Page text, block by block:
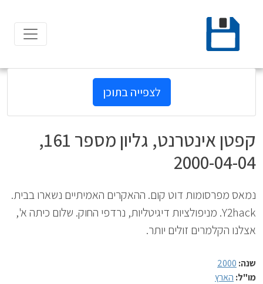
content
לצפייה בתוכן
קפטן אינטרנט, גליון מספר 161,
2000-04-04
נמאס מפרסומות דוט קום. ההאקרים האמיתיים נשארו בבית.
Y2hack. מניפולציות דיגיטליות, נרדפי החוק. שלום כיתה א',
אצלנו הקלמרים זולים יותר.
שנה: 2000
מו"ל: הארץ